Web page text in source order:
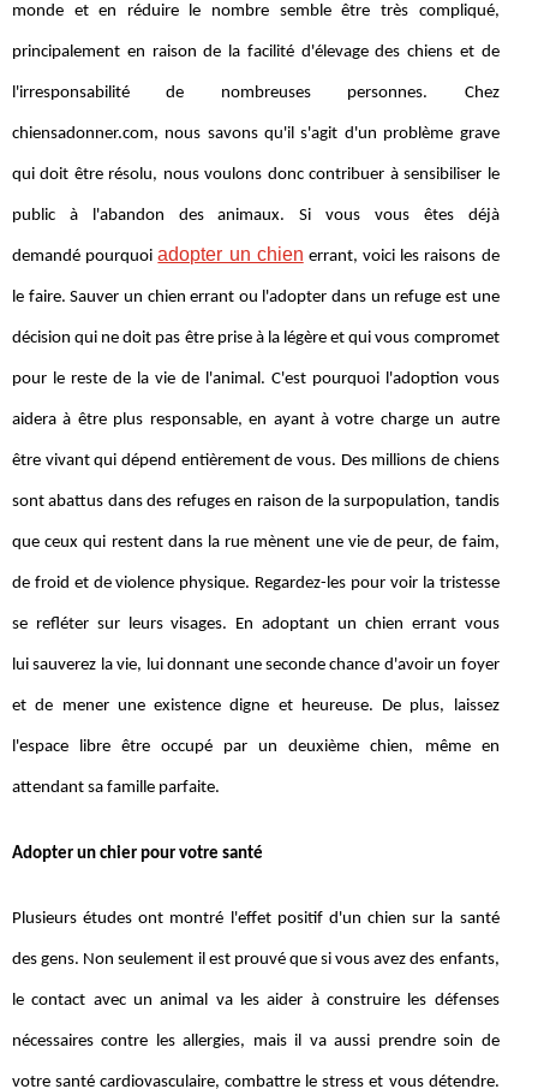
monde et en réduire le nombre semble être très compliqué,
principalement en raison de la facilité d'élevage des chiens et de
l'irresponsabilité de nombreuses personnes. Chez
chiensadonner.com, nous savons qu'il s'agit d'un problème grave
qui doit être résolu, nous voulons donc contribuer à sensibiliser le
public à l'abandon des animaux. Si vous vous êtes déjà
demandé pourquoiadopter un chien errant, voici les raisons de
le faire. Sauver un chien errant ou l'adopter dans un refuge est une
décision qui ne doit pas être prise à la légère et qui vous compromet
pour le reste de la vie de l'animal. C'est pourquoi l'adoption vous
aidera à être plus responsable, en ayant à votre charge un autre
être vivant qui dépend entièrement de vous. Des millions de chiens
sont abattus dans des refuges en raison de la surpopulation, tandis
que ceux qui restent dans la rue mènent une vie de peur, de faim,
de froid et de violence physique. Regardez-les pour voir la tristesse
se refléter sur leurs visages. En adoptant un chien errant vous
lui sauverez la vie, lui donnant une seconde chance d'avoir un foyer
et de mener une existence digne et heureuse. De plus, laissez
l'espace libre être occupé par un deuxième chien, même en
attendant sa famille parfaite.
Adopter un chier pour votre santé
Plusieurs études ont montré l'effet positif d'un chien sur la santé
des gens. Non seulement il est prouvé que si vous avez des enfants,
le contact avec un animal va les aider à construire les défenses
nécessaires contre les allergies, mais il va aussi prendre soin de
votre santé cardiovasculaire, combattre le stress et vous détendre.